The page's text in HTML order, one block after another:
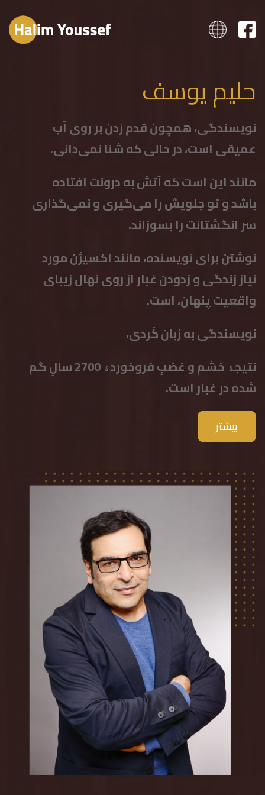
حليم يوسف
نویسندگی، همچون قدم زدن بر روی آب
عمیقی است، در حالی که شنا نمی‌دانی.
مانند این است که آتش به درونت افتاده
باشد و تو جلویش را می‌گیری و نمی‌گذاری
سر انگشتانت را بسوزاند.
نوشتن برای نویسنده، مانند اکسیژن مورد
نیاز زندگی و زدودن غبار از روی نهال زیبای
واقعیت پنهان، است.
نویسندگی به زبان کُردی،
نتیجۀ خشم و غضبِ فروخوردۀ 2700 سالِ گم
شده در غبار است.
بيشتر